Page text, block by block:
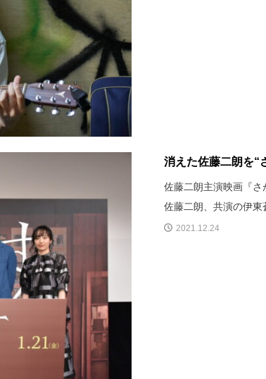
消えた佐藤二朗を“
佐藤二朗主演映画『
佐藤二朗、共演の伊東
2021.12.24